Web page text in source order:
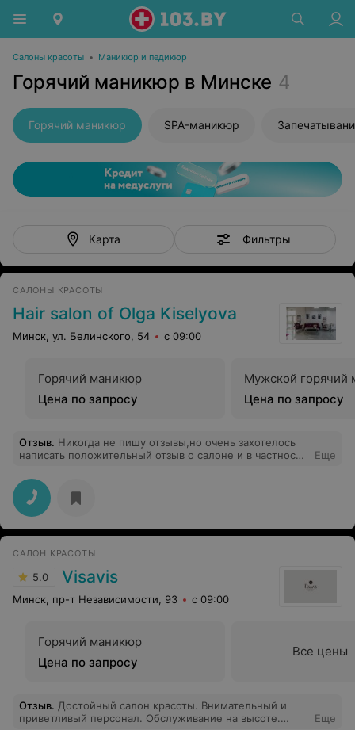
Салоны красоты • Маникюр и педикюр
Горячий маникюр в Минске 4
Горячий маникюр SPA-маникюр
Карта Фильтры
САЛОНЫ КРАСОТЫ
Hair salon of Olga Kiselyova
Минск, ул. Белинского, 54 с 09:00
Горячий маникюр
Цена по запросу
Мужской горячий
Цена по запросу
Отзыв. Никогда не пишу отзывы,но очень захотелось
написать положительный отзыв о салоне и в частности
мастер своего дела,никогда не отпустит клиента,если
ее что-то не устраивает,перфекционист и очень
приятная женщина. Очень рада,что теперь есть
возможность доверять свои волосы человеку с
отменным вкусом. В восторге от своей стрижки за
лёгкостью и уверенностью можно возвращаться.
Спасибо вам за замечательное обслуживание !!!
Еще
САЛОН КРАСОТЫ
5.0 Visavis
Минск, пр-т Независимости, 93 с 09:00
Горячий маникюр
Цена по запросу
Все цены
Отзыв. Достойный салон красоты. Внимательный и
приветливый персонал. Обслуживание на высоте.
Еще